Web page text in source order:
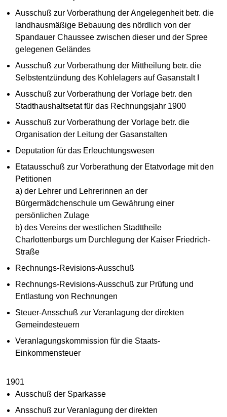
Ausschuß zur Vorberathung der Angelegenheit betr. die
landhausmäßige Bebauung des nördlich von der
Spandauer Chaussee zwischen dieser und der Spree
gelegenen Geländes
Ausschuß zur Vorberathung der Mittheilung betr. die
Selbstentzündung des Kohlelagers auf Gasanstalt I
Ausschuß zur Vorberathung der Vorlage betr. den
Stadthaushaltsetat für das Rechnungsjahr 1900
Ausschuß zur Vorberathung der Vorlage betr. die
Organisation der Leitung der Gasanstalten
Deputation für das Erleuchtungswesen
Etatausschuß zur Vorberathung der Etatvorlage mit den
Petitionen
a) der Lehrer und Lehrerinnen an der
Bürgermädchenschule um Gewährung einer
persönlichen Zulage
b) des Vereins der westlichen Stadttheile
Charlottenburgs um Durchlegung der Kaiser Friedrich-
Straße
Rechnungs-Revisions-Ausschuß
Rechnungs-Revisions-Ausschuß zur Prüfung und
Entlastung von Rechnungen
Steuer-Ansschuß zur Veranlagung der direkten
Gemeindesteuern
Veranlagungskommission für die Staats-
Einkommensteuer
1901
Ausschuß der Sparkasse
Ansschuß zur Veranlagung der direkten